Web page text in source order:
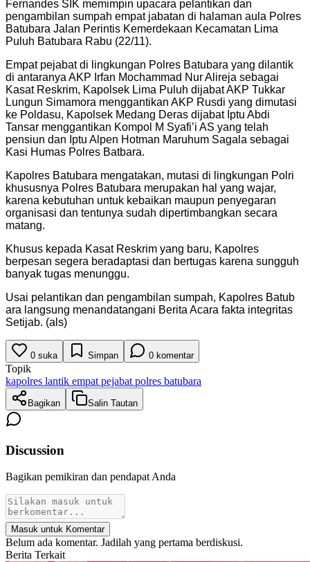
Fernandes SIK memimpin upacara pelantikan dan
pengambilan sumpah empat jabatan di halaman aula Polres
Batubara Jalan Perintis Kemerdekaan Kecamatan Lima
Puluh Batubara Rabu (22/11).
Empat pejabat di lingkungan Polres Batubara yang dilantik
di antaranya AKP Irfan Mochammad Nur Alireja sebagai
Kasat Reskrim, Kapolsek Lima Puluh dijabat AKP Tukkar
Lungun Simamora menggantikan AKP Rusdi yang dimutasi
ke Poldasu, Kapolsek Medang Deras dijabat Iptu Abdi
Tansar menggantikan Kompol M Syafi’i AS yang telah
pensiun dan Iptu Alpen Hotman Maruhum Sagala sebagai
Kasi Humas Polres Batbara.
Kapolres Batubara mengatakan, mutasi di lingkungan Polri
khususnya Polres Batubara merupakan hal yang wajar,
karena kebutuhan untuk kebaikan maupun penyegaran
organisasi dan tentunya sudah dipertimbangkan secara
matang.
Khusus kepada Kasat Reskrim yang baru, Kapolres
berpesan segera beradaptasi dan bertugas karena sungguh
banyak tugas menunggu.
Usai pelantikan dan pengambilan sumpah, Kapolres Batub
ara langsung menandatangani Berita Acara fakta integritas
Setijab. (als)
0 suka Simpan 0 komentar
Topik
kapolres lantik empat pejabat polres batubara
Bagikan Salin Tautan
Discussion
Bagikan pemikiran dan pendapat Anda
Masuk untuk Komentar
Belum ada komentar. Jadilah yang pertama berdiskusi.
Berita Terkait